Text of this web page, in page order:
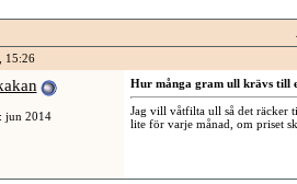
15:26
jun 2014
Hur många gram ull krävs till
Jag vill våtfilta ull så det räcker
lite för varje månad, om priset